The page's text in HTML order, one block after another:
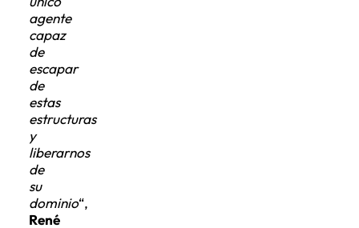
agente
capaz
de
escapar
de
estas
estructuras
y
liberarnos
de
su
dominio“,
René